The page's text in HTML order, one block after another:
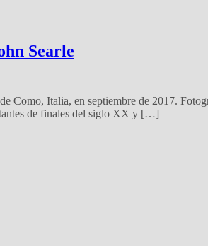
Searle
Como, Italia, en septiembre de 2017.
de finales del siglo XX y […]